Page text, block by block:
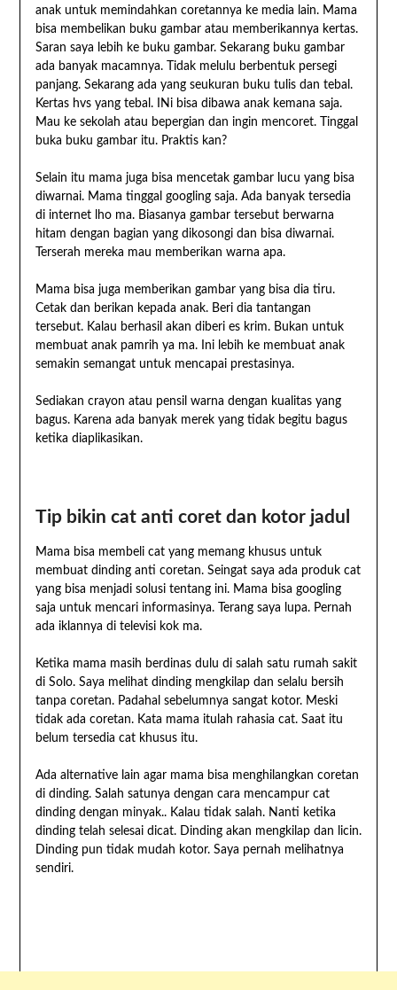
anak untuk memindahkan coretannya ke media lain. Mama
bisa membelikan buku gambar atau memberikannya kertas.
Saran saya lebih ke buku gambar. Sekarang buku gambar
ada banyak macamnya. Tidak melulu berbentuk persegi
panjang. Sekarang ada yang seukuran buku tulis dan tebal.
Kertas hvs yang tebal. INi bisa dibawa anak kemana saja.
Mau ke sekolah atau bepergian dan ingin mencoret. Tinggal
buka buku gambar itu. Praktis kan?
Selain itu mama juga bisa mencetak gambar lucu yang bisa
diwarnai. Mama tinggal googling saja. Ada banyak tersedia
di internet lho ma. Biasanya gambar tersebut berwarna
hitam dengan bagian yang dikosongi dan bisa diwarnai.
Terserah mereka mau memberikan warna apa.
Mama bisa juga memberikan gambar yang bisa dia tiru.
Cetak dan berikan kepada anak. Beri dia tantangan
tersebut. Kalau berhasil akan diberi es krim. Bukan untuk
membuat anak pamrih ya ma. Ini lebih ke membuat anak
semakin semangat untuk mencapai prestasinya.
Sediakan crayon atau pensil warna dengan kualitas yang
bagus. Karena ada banyak merek yang tidak begitu bagus
ketika diaplikasikan.
Tip bikin cat anti coret dan kotor jadul
Mama bisa membeli cat yang memang khusus untuk
membuat dinding anti coretan. Seingat saya ada produk cat
yang bisa menjadi solusi tentang ini. Mama bisa googling
saja untuk mencari informasinya. Terang saya lupa. Pernah
ada iklannya di televisi kok ma.
Ketika mama masih berdinas dulu di salah satu rumah sakit
di Solo. Saya melihat dinding mengkilap dan selalu bersih
tanpa coretan. Padahal sebelumnya sangat kotor. Meski
tidak ada coretan. Kata mama itulah rahasia cat. Saat itu
belum tersedia cat khusus itu.
Ada alternative lain agar mama bisa menghilangkan coretan
di dinding. Salah satunya dengan cara mencampur cat
dinding dengan minyak.. Kalau tidak salah. Nanti ketika
dinding telah selesai dicat. Dinding akan mengkilap dan licin.
Dinding pun tidak mudah kotor. Saya pernah melihatnya
sendiri.